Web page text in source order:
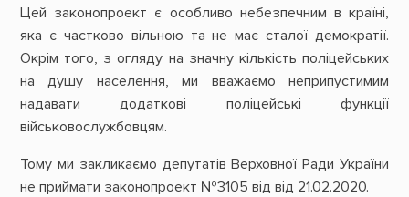
Цей законопроект є особливо небезпечним в країні,
яка є частково вільною та не має сталої демократії.
Окрім того, з огляду на значну кількість поліцейських
на душу населення, ми вважаємо неприпустимим
надавати додаткові поліцейські функції
військовослужбовцям.
Тому ми закликаємо депутатів Верховної Ради України
не приймати законопроект №3105 від від 21.02.2020.